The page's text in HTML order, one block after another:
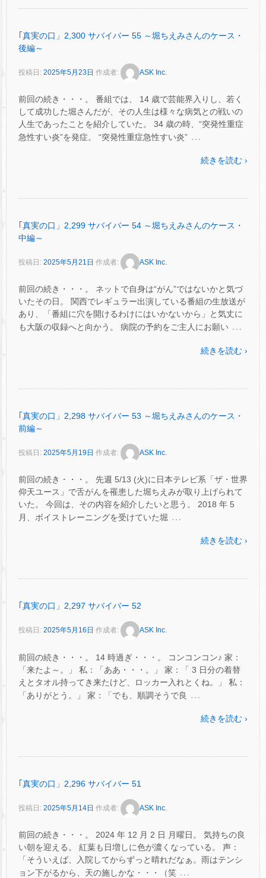
｢真実の口」2,300 サバイバー 55 ～堀ちえみさんのケース・
後編～
投稿日: 2025年5月23日 作成者: ASK Inc.
前回の続き・・・。 番組では、 14 歳で芸能界入りし、若く
して成功した堀さんだが、その人生は様々な病気との戦いの
人生であったことを紹介していた。 34 歳の時、“突発性重症
急性すい炎”を発症。 “突発性重症急性すい炎” …
続きを読む ›
｢真実の口」2,299 サバイバー 54 ～堀ちえみさんのケース・
中編～
投稿日: 2025年5月21日 作成者: ASK Inc.
前回の続き・・・。 ネットで自身は“がん”ではないかと気づ
いたその日。 関西でレギュラー出演している番組の生放送が
あり、「番組に穴を開けるわけにはいかないから」と気丈に
も大阪の収録へと向かう。 病院の予約をご主人にお願い …
続きを読む ›
｢真実の口」2,298 サバイバー 53 ～堀ちえみさんのケース・
前編～
投稿日: 2025年5月19日 作成者: ASK Inc.
前回の続き・・・。 先週 5/13 (火)に日本テレビ系「ザ・世界
仰天ユース」で舌がんを罹患した堀ちえみが取り上げられて
いた。 今回は、その内容を紹介したいと思う。 2018 年 5
月、ボイストレーニングを受けていた堀 …
続きを読む ›
｢真実の口」2,297 サバイバー 52
投稿日: 2025年5月16日 作成者: ASK Inc.
前回の続き・・・。 14 時過ぎ・・・。 コンコンコン♪ 家：
「来たよ～。」 私：「ああ・・・。」 家：「 3 日分の着替
えとタオル持ってき来たけど、ロッカー入れとくね。」 私：
「ありがとう。」 家：「でも、順調そうで良 …
続きを読む ›
｢真実の口」2,296 サバイバー 51
投稿日: 2025年5月14日 作成者: ASK Inc.
前回の続き・・・。 2024 年 12 月 2 日 月曜日。 気持ちの良
い朝を迎える。 紅葉も日増しに色が濃くなっている。 声：
「そういえば、入院してからずっと晴れだなぁ。雨はテンシ
ョン下がるから、天の施しかな・・・（笑 …